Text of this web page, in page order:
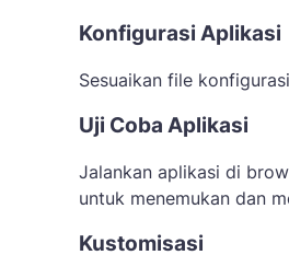
Konfigurasi Aplikasi
Sesuaikan file
Uji Coba Aplikasi
Jalankan aplikasi di
untuk menemukan dan
Kustomisasi